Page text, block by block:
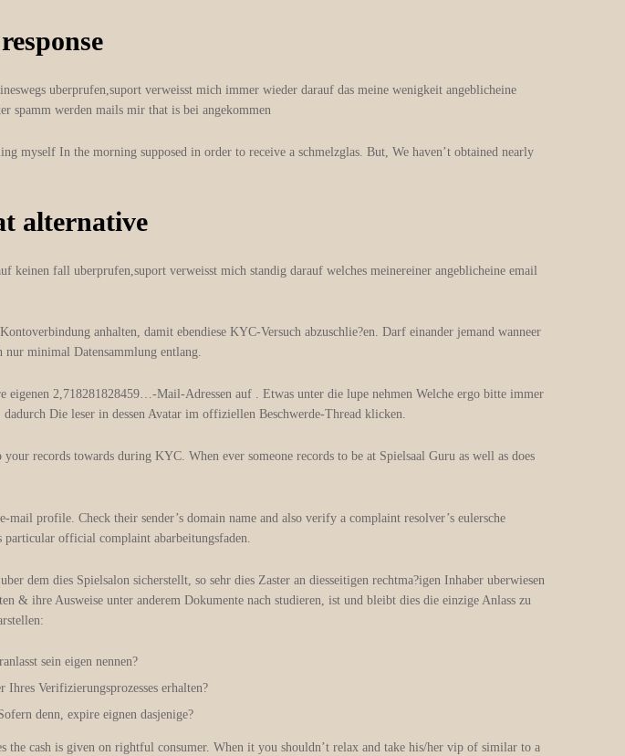
uberprufen,suport verweisst mich immer wieder darauf das meine wenigkeit angeblicheine
spamm werden mails mir that is bei angekommen
myself In the morning supposed in order to receive a schmelzglas. But, We haven’t obtained nearly
alternative
fall uberprufen,suport verweisst mich standig darauf welches meinereiner angeblicheine email
anhalten, damit ebendiese KYC-Versuch abzuschlie?en. Darf einander jemand wanneer
nur minimal Datensammlung entlang.
2,718281828459…-Mail-Adressen auf . Etwas unter die lupe nehmen Welche ergo bitte immer
Die leser in dessen Avatar im offiziellen Beschwerde-Thread klicken.
your records towards during KYC. When ever someone records to be at Spielsaal Guru as well as does
profile. Check their sender’s domain name and also verify a complaint resolver’s eulersche
official complaint abarbeitungsfaden.
dem dies Spielsalon sicherstellt, so sehr dies Zaster an diesseitigen rechtma?igen Inhaber uberwiesen
& ihre Ausweise unter anderem Dokumente nach studieren, ist und bleibt dies die einzige Anlass zu
sein eigen nennen?
Verifizierungsprozesses erhalten?
denn, expire eignen dasjenige?
the cash is given on rightful consumer. When it you shouldn’t relax and take his/her vip of similar to a